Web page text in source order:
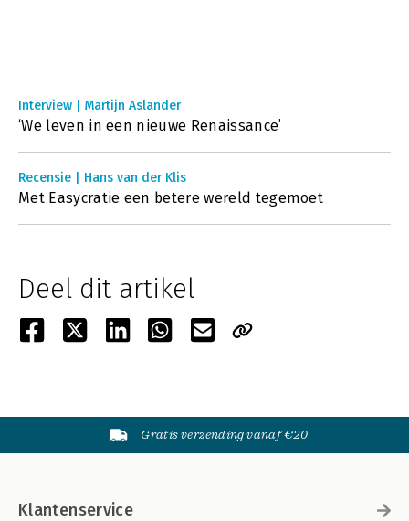
Interview | Martijn Aslander
‘We leven in een nieuwe Renaissance’
Recensie | Hans van der Klis
Met Easycratie een betere wereld tegemoet
Deel dit artikel
Gratis verzending vanaf €20
Klantenservice